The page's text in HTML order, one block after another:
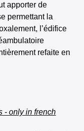
apporter de
permettant la
l’édifice
refaite en
- only in french